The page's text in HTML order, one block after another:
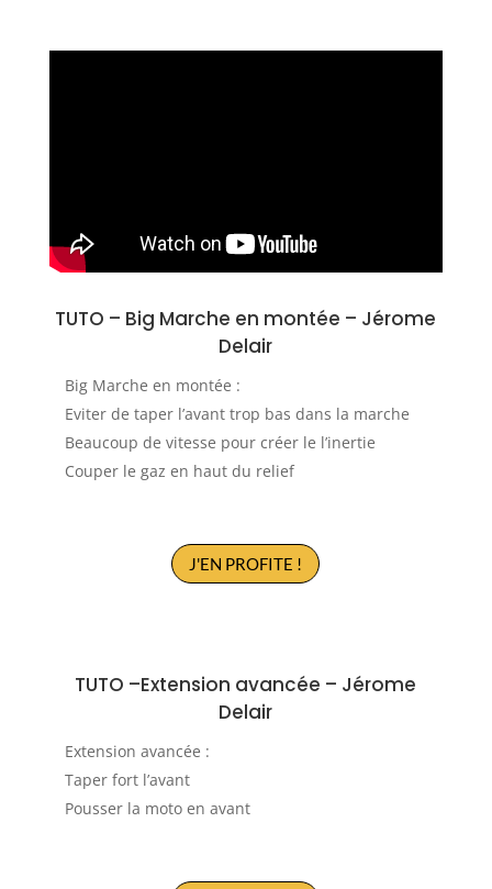
TUTO – Big Marche en montée – Jérome
Delair
Big Marche en montée :
Eviter de taper l’avant trop bas dans la marche
Beaucoup de vitesse pour créer le l’inertie
Couper le gaz en haut du relief
J'EN PROFITE !
TUTO –Extension avancée – Jérome
Delair
Extension avancée :
Taper fort l’avant
Pousser la moto en avant